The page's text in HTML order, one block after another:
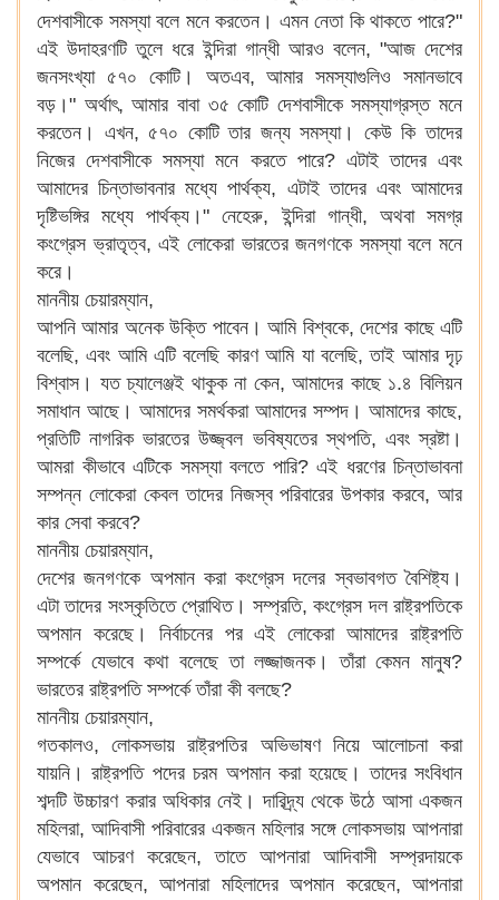
দেশবাসীকে সমস্যা বলে মনে করতেন। এমন নেতা কি থাকতে পারে?"
এই উদাহরণটি তুলে ধরে ইন্দিরা গান্ধী আরও বলেন, "আজ দেশের
জনসংখ্যা ৫৭০ কোটি। অতএব, আমার সমস্যাগুলিও সমানভাবে
বড়।" অর্থাৎ, আমার বাবা ৩৫ কোটি দেশবাসীকে সমস্যাগ্রস্ত মনে
করতেন। এখন, ৫৭০ কোটি তার জন্য সমস্যা। কেউ কি তাদের
নিজের দেশবাসীকে সমস্যা মনে করতে পারে? এটাই তাদের এবং
আমাদের চিন্তাভাবনার মধ্যে পার্থক্য, এটাই তাদের এবং আমাদের
দৃষ্টিভঙ্গির মধ্যে পার্থক্য।" নেহেরু, ইন্দিরা গান্ধী, অথবা সমগ্র
কংগ্রেস ভ্রাতৃত্ব, এই লোকেরা ভারতের জনগণকে সমস্যা বলে মনে
করে।
মাননীয় চেয়ারম্যান,
আপনি আমার অনেক উক্তি পাবেন। আমি বিশ্বকে, দেশের কাছে এটি
বলেছি, এবং আমি এটি বলেছি কারণ আমি যা বলেছি, তাই আমার দৃঢ়
বিশ্বাস। যত চ্যালেঞ্জই থাকুক না কেন, আমাদের কাছে ১.৪ বিলিয়ন
সমাধান আছে। আমাদের সমর্থকরা আমাদের সম্পদ। আমাদের কাছে,
প্রতিটি নাগরিক ভারতের উজ্জ্বল ভবিষ্যতের স্থপতি, এবং স্রষ্টা।
আমরা কীভাবে এটিকে সমস্যা বলতে পারি? এই ধরণের চিন্তাভাবনা
সম্পন্ন লোকেরা কেবল তাদের নিজস্ব পরিবারের উপকার করবে, আর
কার সেবা করবে?
মাননীয় চেয়ারম্যান,
দেশের জনগণকে অপমান করা কংগ্রেস দলের স্বভাবগত বৈশিষ্ট্য।
এটা তাদের সংস্কৃতিতে প্রোথিত। সম্প্রতি, কংগ্রেস দল রাষ্ট্রপতিকে
অপমান করেছে। নির্বাচনের পর এই লোকেরা আমাদের রাষ্ট্রপতি
সম্পর্কে যেভাবে কথা বলেছে তা লজ্জাজনক। তাঁরা কেমন মানুষ?
ভারতের রাষ্ট্রপতি সম্পর্কে তাঁরা কী বলছে?
মাননীয় চেয়ারম্যান,
গতকালও, লোকসভায় রাষ্ট্রপতির অভিভাষণ নিয়ে আলোচনা করা
যায়নি। রাষ্ট্রপতি পদের চরম অপমান করা হয়েছে। তাদের সংবিধান
শব্দটি উচ্চারণ করার অধিকার নেই। দারিদ্র্য থেকে উঠে আসা একজন
মহিলরা, আদিবাসী পরিবারের একজন মহিলার সঙ্গে লোকসভায় আপনারা
যেভাবে আচরণ করেছেন, তাতে আপনারা আদিবাসী সম্প্রদায়কে
অপমান করেছেন, আপনারা মহিলাদের অপমান করেছেন, আপনারা